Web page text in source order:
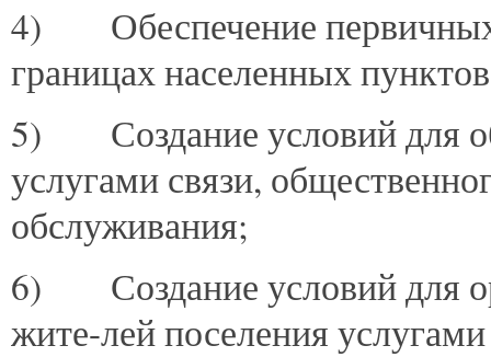
4) Обеспечение первичных
границах населенных
5) Создание условий для
услугами связи,
обслуживания;
6) Создание условий для
жите-лей поселения